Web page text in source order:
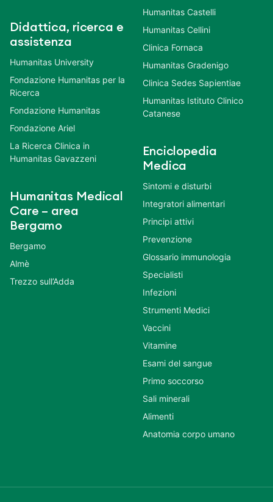
Didattica, ricerca e
assistenza
Humanitas University
Fondazione Humanitas per la
Ricerca
Fondazione Humanitas
Fondazione Ariel
La Ricerca Clinica in
Humanitas Gavazzeni
Humanitas Medical
Care – area
Bergamo
Bergamo
Almè
Trezzo sull’Adda
Humanitas Castelli
Humanitas Cellini
Clinica Fornaca
Humanitas Gradenigo
Clinica Sedes Sapientiae
Humanitas Istituto Clinico
Catanese
Enciclopedia
Medica
Sintomi e disturbi
Integratori alimentari
Principi attivi
Prevenzione
Glossario immunologia
Specialisti
Infezioni
Strumenti Medici
Vaccini
Vitamine
Esami del sangue
Primo soccorso
Sali minerali
Alimenti
Anatomia corpo umano